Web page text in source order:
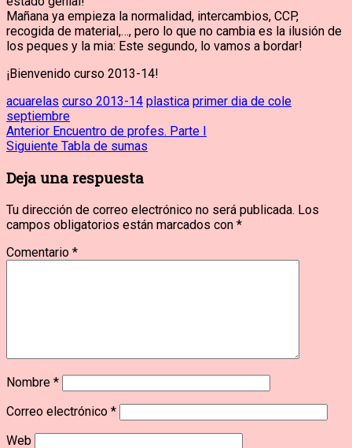
Mañana ya empieza la normalidad, intercambios, CCP,
recogida de material,…, pero lo que no cambia es la ilusión de
los peques y la mia: Este segundo, lo vamos a bordar!
¡Bienvenido curso 2013-14!
acuarelas curso 2013-14 plastica primer dia de cole
septiembre
Navegación
de
entradas
Anterior Entrada
anterior:
Encuentro de profes. Parte I
Siguiente Entrada
Tabla de sumas
Deja una respuesta
Tu dirección de correo electrónico no será publicada. Los
campos obligatorios están marcados con *
Comentario *
Nombre *
Correo electrónico *
Web